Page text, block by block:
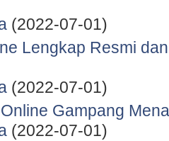
(2022-07-01)
Lengkap Resmi
(2022-07-01)
Gampang
(2022-07-01)